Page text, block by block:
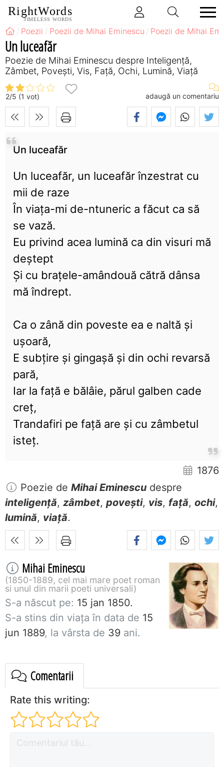
RightWords
TIMELESS WORDS
Poezii Poezii de Mihai Eminescu Poezii de Mihai
Un luceafăr
Poezie de Mihai Eminescu despre Inteligență,
Zâmbet, Povești, Vis, Față, Ochi, Lumină, Viață
2/5 (1 vot) adaugă un comentariu
Un luceafăr
Un luceafăr, un luceafăr înzestrat cu
mii de raze
În viaţa-mi de-ntuneric a făcut ca să
se vază.
Eu privind acea lumină ca din visuri mă
deştept
Şi cu braţele-amândouă cătră dânsa
mă îndrept.
Ca o zână din poveste ea e naltă şi
uşoară,
E subţire şi gingaşă şi din ochi revarsă
pară,
Iar la faţă e bălâie, părul galben cade
creţ,
Trandafiri pe faţă are şi cu zâmbetul
isteţ.
1876
Poezie de Mihai Eminescu despre
inteligență, zâmbet, povești, vis, față, ochi,
lumină, viață.
Mihai Eminescu
1850-1889, cel mai mare poet roman
si unul din marii poeti universali
S-a născut pe: 15 jan 1850.
S-a stins din viaţa în data de 15
jun 1889, la vârsta de 39 ani.
Comentarii
Rate this writing: